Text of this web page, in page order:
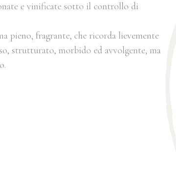
e vinificate sotto il controllo di
pieno, fragrante, che ricorda lievemente
strutturato, morbido ed avvolgente, ma